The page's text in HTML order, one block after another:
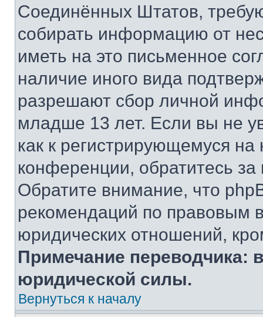
Соединённых Штатов,
собирать информацию от
иметь на это письменное
наличие иного вида
разрешают сбор личной
младше 13 лет. Если вы не
как к регистрирующемуся
конференции, обратитесь
Обратите внимание, что
рекомендаций по правовым
юридических отношений,
Примечание переводчика:
юридической силы.
Вернуться к началу